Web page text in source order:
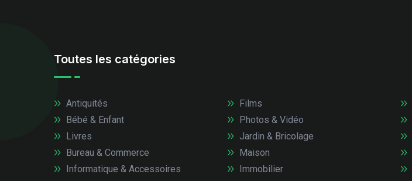
Toutes les catégories
Antiquités
Bébé & Enfant
Livres
Bureau & Commerce
Informatique & Accessoires
Films
Photos & Vidéo
Jardin & Bricolage
Maison
Immobilier